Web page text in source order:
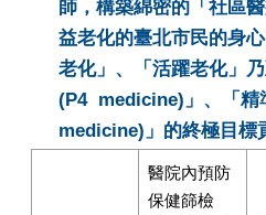
師，構築綿密的「社區
益老化的臺北市民的身
老化」、「活躍老化」
(P4 medicine)」、「精
medicine)」的終極目標
醫院內預防
保健篩檢